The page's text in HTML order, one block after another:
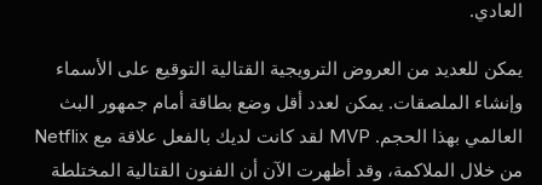
العادي.
يمكن للعديد من العروض الترويجية القتالية التوقيع على الأسماء
وإنشاء الملصقات. يمكن لعدد أقل وضع بطاقة أمام جمهور البث
العالمي بهذا الحجم. MVP
لقد كانت لديك بالفعل علاقة مع Netflix
من خلال الملاكمة، وقد أظهرت الآن أن الفنون القتالية المختلطة